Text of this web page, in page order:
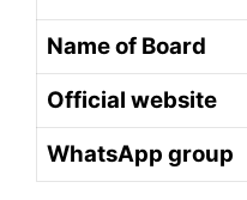
Name of Board
Official website
WhatsApp group